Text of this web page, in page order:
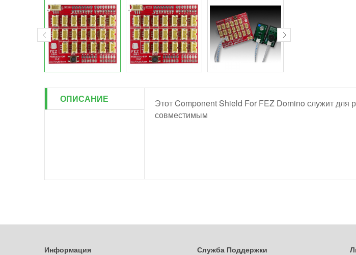
ОПИСАНИЕ
Этот Component Shield For FEZ Domino служит
совместимым
Информация Служба Поддержки